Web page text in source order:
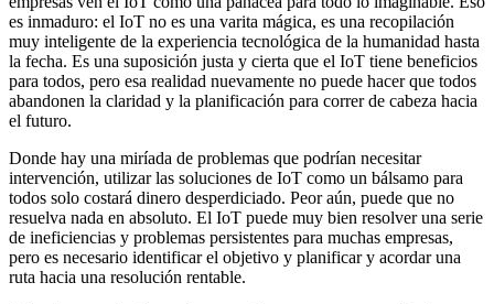
es inmaduro: el IoT no es una varita mágica, es una recopilación
muy inteligente de la experiencia tecnológica de la humanidad hasta
la fecha. Es una suposición justa y cierta que el IoT tiene beneficios
para todos, pero esa realidad nuevamente no puede hacer que todos
abandonen la claridad y la planificación para correr de cabeza hacia
el futuro.
Donde hay una miríada de problemas que podrían necesitar
intervención, utilizar las soluciones de IoT como un bálsamo para
todos solo costará dinero desperdiciado. Peor aún, puede que no
resuelva nada en absoluto. El IoT puede muy bien resolver una serie
de ineficiencias y problemas persistentes para muchas empresas,
pero es necesario identificar el objetivo y planificar y acordar una
ruta hacia una resolución rentable.